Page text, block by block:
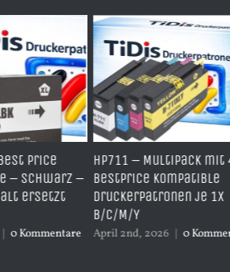
Multipack mit 4
kompatible
je 1x
2026 | 0 Kommentare
HP711M –
kompatible
28ml Inhalt –
CZ131A
April 2nd, 2026 | 0